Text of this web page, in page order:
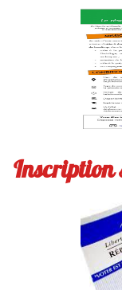
Inscription